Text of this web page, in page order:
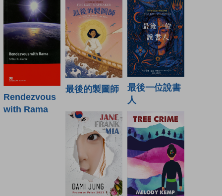
Rendezvous
with Rama
最後的製圖師
最後一位說書
人